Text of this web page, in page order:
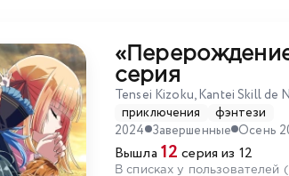
серия
Tensei Kizoku, Kantei Skill de
приключения
фэнтези
2024 Завершенные Осень
Вышла 12 серия из 12
В списках у пользователей